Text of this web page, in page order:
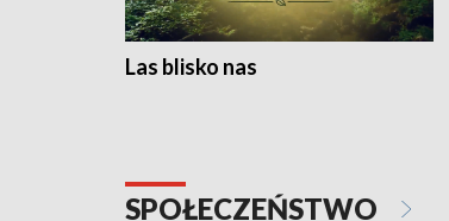
Las blisko nas
SPOŁECZEŃSTWO